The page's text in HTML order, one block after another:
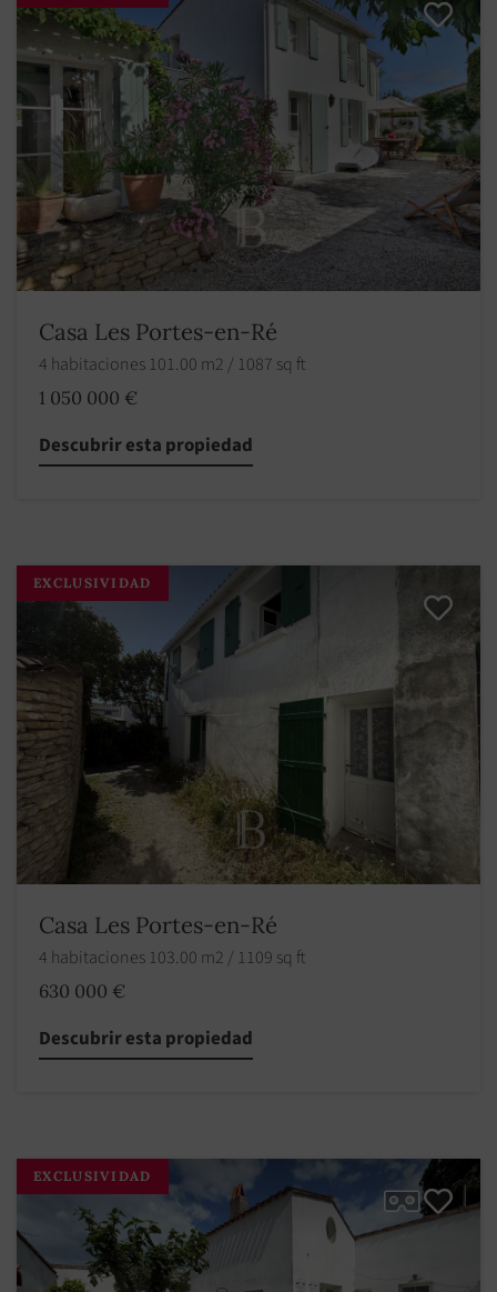
Casa Les Portes-en-Ré
4 habitaciones 101.00 m2 / 1087 sq ft
1 050 000 €
Descubrir esta propiedad
EXCLUSIVIDAD
Casa Les Portes-en-Ré
4 habitaciones 103.00 m2 / 1109 sq ft
630 000 €
Descubrir esta propiedad
EXCLUSIVIDAD